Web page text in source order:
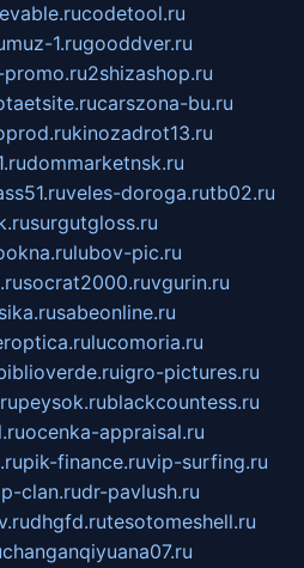
codetool.ru
muz-1.rugooddver.ru
2shizashop.ru
carszona-bu.ru
kinozadrot13.ru
dommarketnsk.ru
veles-doroga.rutb02.ru
surgutgloss.ru
lubov-pic.ru
socrat2000.ruvgurin.ru
sabeonline.ru
lucomoria.ru
igro-pictures.ru
peysok.rublackcountess.ru
ocenka-appraisal.ru
pik-finance.ruvip-surfing.ru
clan.rudr-pavlush.ru
dhgfd.rutesotomeshell.ru
changanqiyuana07.ru